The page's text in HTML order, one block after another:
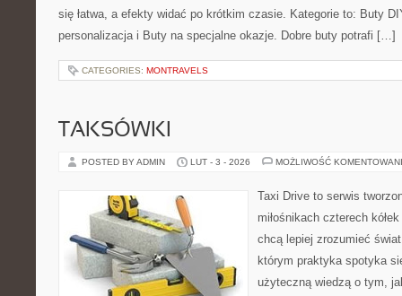
się łatwa, a efekty widać po krótkim czasie. Kategorie to: Buty
personalizacja i Buty na specjalne okazje. Dobre buty potrafi […]
CATEGORIES: MONTRAVELS
TAKSÓWKI
POSTED BY ADMIN LUT - 3 - 2026 MOŻLIWOŚĆ
Taxi Drive to serwis
miłośnikach czterech
chcą lepiej zrozumieć
którym praktyka spotyka
użyteczną wiedzą o tym,